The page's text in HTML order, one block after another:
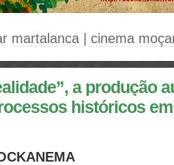
martalanca cinema
a produção
históricos